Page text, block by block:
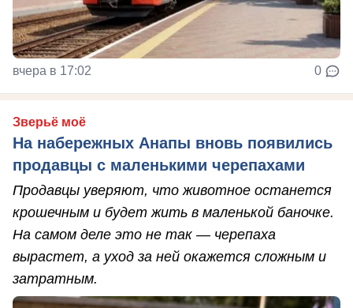
вчера в 17:02 0
Зверьё моё
На набережных Анапы вновь появились
продавцы с маленькими черепахами
Продавцы уверяют, что животное останется
крошечным и будет жить в маленькой баночке.
На самом деле это не так — черепаха
вырастет, а уход за ней окажется сложным и
затратным.